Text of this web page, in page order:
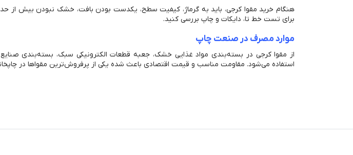
هنگام خرید مقوا کرجی، باید به گرماژ، کیفیت سطح، یکدست بودن بافت، خشک نبودن بیش از
برای تست خط تا، دایکات و چاپ بررسی کنید.
موارد مصرف در صنعت چاپ
از مقوا کرجی در بسته‌بندی مواد غذایی خشک، جعبه قطعات الکترونیکی سبک، بسته‌بندی
استفاده می‌شود. مقاومت مناسب و قیمت اقتصادی باعث شده یکی از پرفروش‌ترین مقواها در